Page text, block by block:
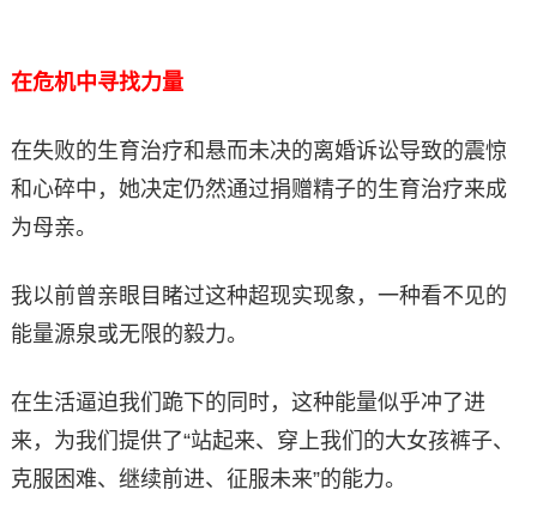
在危机中寻找力量
在失败的生育治疗和悬而未决的离婚诉讼导致的震惊
和心碎中，她决定仍然通过捐赠精子的生育治疗来成
为母亲。
我以前曾亲眼目睹过这种超现实现象，一种看不见的
能量源泉或无限的毅力。
在生活逼迫我们跪下的同时，这种能量似乎冲了进
来，为我们提供了“站起来、穿上我们的大女孩裤子、
克服困难、继续前进、征服未来”的能力。